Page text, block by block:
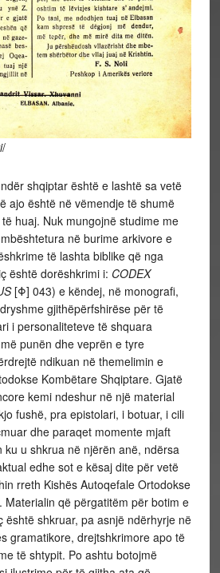
/
shqiptar është e lashtë sa vetë
ajo është në vëmendje të shumë
huaj. Nuk mungojnë studime me
në burime arkivore e
të lashta biblike që nga
është dorëshkrimi i: CODEX
[Φ] 043) e këndej, në monografi,
gjithëpërfshirëse për të
i personaliteteve të shquara
punën dhe veprën e tyre
ndikuan në themelimin e
Kombëtare Shqiptare. Gjatë
kemi ndeshur në një material
fushë, pra epistolari, i botuar, i cili
dhe paraqet momente mjaft
ku u shkrua në njërën anë, ndërsa
edhe sot e kësaj dite për vetë
rreth Kishës Autoqefale Ortodokse
Materialin që përgatitëm për botim e
është shkruar, pa asnjë ndërhyrje në
gramatikore, drejtshkrimore apo të
të shtypit. Po ashtu botojmë